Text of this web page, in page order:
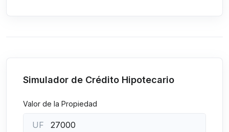
Simulador de Crédito Hipotecario
Valor de la Propiedad
UF